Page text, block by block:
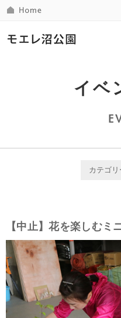
イベ
【中止】花を楽しむミ